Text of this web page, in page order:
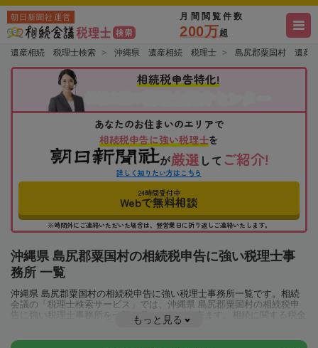
朝日新聞社運営 月間閲覧件数
200万超
遺産相続 税理士検索 沖縄県 遺産相続 税理士 島尻郡粟国村 遺産
相続税申告特化!
あなたのお住まいのエリアで
相続税申告に強い税理士を
が厳選 して ご紹介!
詳しく知りたい方はこちら
24時間受付中
Webで無料相談
※時間外にご連絡いただいた場合は、翌営業日に折り返しご連絡いたします。
沖縄県 島尻郡粟国村の相続税申告に強い税理士事
務所 一覧
沖縄県 島尻郡粟国村の相続税申告に強い税理士事務所一覧です。相続
会議の「税理士検索サービス」では、沖縄県 島尻郡粟国村の相続税申
告に強い税理士事務所を一覧で見ることが出来ます。相続に関する税金
や特例制度のことは一度近隣の税理士に相談してみましょう。
もっと見る